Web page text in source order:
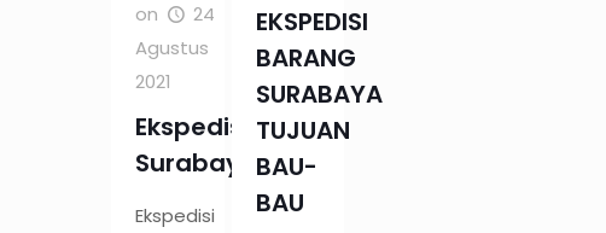
on
24
Agustus
2021
Ekspedisi
Surabaya
Ekspedisi
EKSPEDISI
BARANG
SURABAYA
TUJUAN
BAU-
BAU